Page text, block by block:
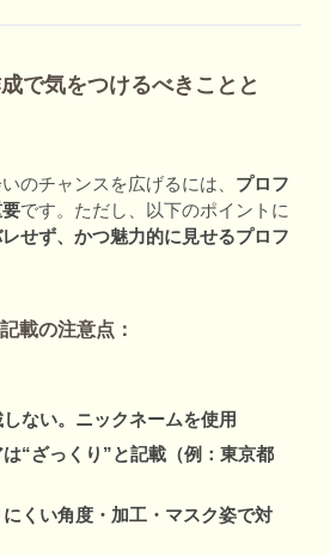
で気をつけるべきことと
のチャンスを広げるには、 プロフ
です。ただし、以下のポイントに
せず、かつ魅力的に見せるプロフ
載の注意点：
ない。ニックネームを使用
“ざっくり”と記載（例：東京都
くい角度・加工・マスク姿で対